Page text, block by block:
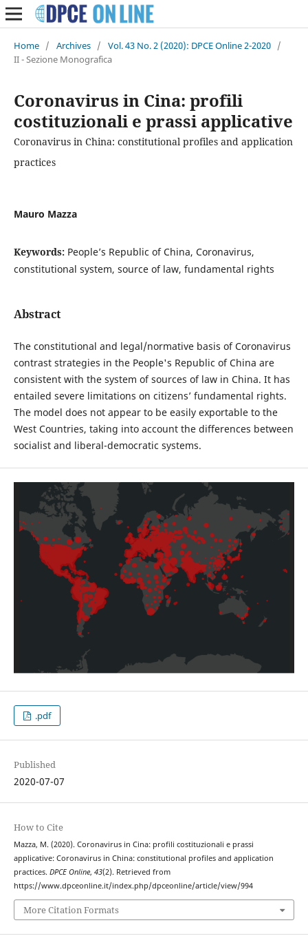
Home / Archives / Vol. 43 No. 2 (2020): DPCE Online 2-2020 /
II - Sezione Monografica
Coronavirus in Cina: profili
costituzionali e prassi applicative
Coronavirus in China: constitutional profiles and application
practices
Mauro Mazza
Keywords: People’s Republic of China, Coronavirus,
constitutional system, source of law, fundamental rights
Abstract
The constitutional and legal/normative basis of Coronavirus
contrast strategies in the People's Republic of China are
consistent with the system of sources of law in China. It has
entailed severe limitations on citizens’ fundamental rights.
The model does not appear to be easily exportable to the
West Countries, taking into account the differences between
socialist and liberal-democratic systems.
.pdf
Published
2020-07-07
How to Cite
Mazza, M. (2020). Coronavirus in Cina: profili costituzionali e prassi
applicative: Coronavirus in China: constitutional profiles and application
practices. DPCE Online, 43(2). Retrieved from
https://www.dpceonline.it/index.php/dpceonline/article/view/994
More Citation Formats